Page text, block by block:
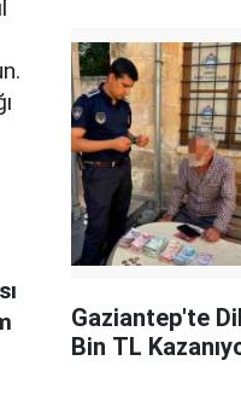
Gaziantep'te
Bin TL